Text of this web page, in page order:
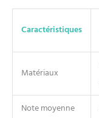
Caractéristiques
Matériaux
Note moyenne